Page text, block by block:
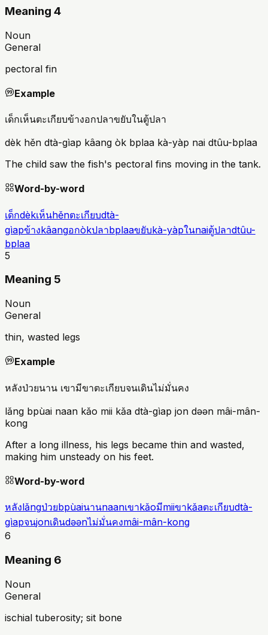
Meaning 4
Noun
General
pectoral fin
Example
เด็กเห็นตะเกียบข้างอกปลาขยับในตู้ปลา
dèk hěn dtà-gìap kâang òk bplaa kà-yàp nai dtûu-bplaa
The child saw the fish's pectoral fins moving in the tank.
Word-by-word
เด็กdèkเห็นhěnตะเกียบdtà-
gìapข้างkâangอกòkปลาbplaaขยับkà-yàpในnaiตู้ปลาdtûu-
bplaa
5
Meaning 5
Noun
General
thin, wasted legs
Example
หลังป่วยนาน เขามีขาตะเกียบจนเดินไม่มั่นคง
lǎng bpùai naan kǎo mii kǎa dtà-gìap jon dəən mâi-mân-
kong
After a long illness, his legs became thin and wasted,
making him unsteady on his feet.
Word-by-word
หลังlǎngป่วยbpùaiนานnaanเขาkǎoมีmiiขาkǎaตะเกียบdtà-
gìapจนjonเดินdəənไม่มั่นคงmâi-mân-kong
6
Meaning 6
Noun
General
ischial tuberosity; sit bone